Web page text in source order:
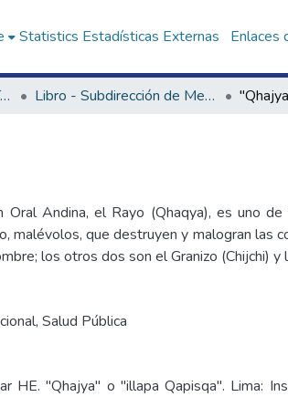
Statistics Estadísticas Externas Enlaces
Subdirección de Medicina Tradicional, Interculturalidad e Investigación Social en Salud Libro - Subdirección de Medicina Tradicional, Interculturalidad e Investigación Social en Salud
Oral Andina, el Rayo (Qhaqya), es uno
malévolos, que destruyen y malogran las
los otros dos son el Granizo (Chijchi) y
, Salud Pública
HE. "Qhajya" o "illapa Qapisqa". Lima: